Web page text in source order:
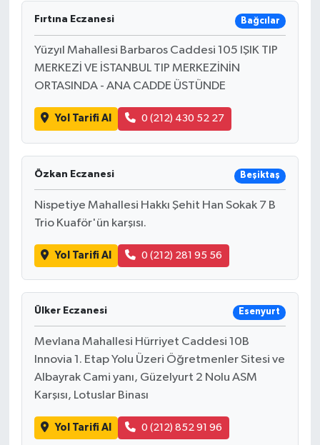
Fırtına Eczanesi Bağcılar
Yüzyıl Mahallesi Barbaros Caddesi 105 IŞIK TIP
MERKEZİ VE İSTANBUL TIP MERKEZİNİN
ORTASINDA - ANA CADDE ÜSTÜNDE
Yol Tarifi Al 0 (212) 430 52 27
Özkan Eczanesi Beşiktaş
Nispetiye Mahallesi Hakkı Şehit Han Sokak 7 B
Trio Kuaför'ün karşısı.
Yol Tarifi Al 0 (212) 281 95 56
Ülker Eczanesi Esenyurt
Mevlana Mahallesi Hürriyet Caddesi 10B
Innovia 1. Etap Yolu Üzeri Öğretmenler Sitesi ve
Albayrak Cami yanı, Güzelyurt 2 Nolu ASM
Karşısı, Lotuslar Binası
Yol Tarifi Al 0 (212) 852 91 96